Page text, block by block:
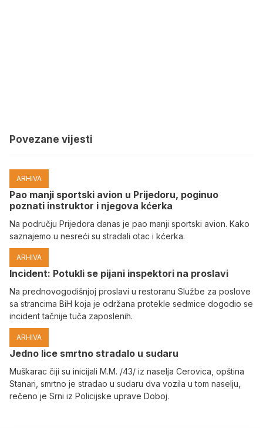
Povezane vijesti
ARHIVA
Pao manji sportski avion u Prijedoru, poginuo
poznati instruktor i njegova kćerka
Na području Prijedora danas je pao manji sportski avion. Kako
saznajemo u nesreći su stradali otac i kćerka.
ARHIVA
Incident: Potukli se pijani inspektori na proslavi
Na prednovogodišnjoj proslavi u restoranu Službe za poslove
sa strancima BiH koja je održana protekle sedmice dogodio se
incident tačnije tuča zaposlenih.
ARHIVA
Јedno lice smrtno stradalo u sudaru
Muškarac čiji su inicijali M.M. /43/ iz naselja Cerovica, opština
Stanari, smrtno je stradao u sudaru dva vozila u tom naselju,
rečeno je Srni iz Policijske uprave Doboj.